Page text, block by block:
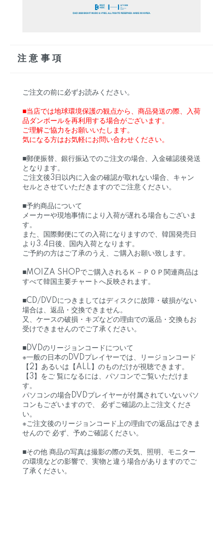
注意事項
ご注文の前に必ずお読みください。
■当店では地球環境保護の観点から、商品発送の際、入荷
品ダンボールを再利用する場合がございます。
ご理解ご協力をお願いいたします。
気になる方はお気軽にお問い合わせください。
■郵便振替、銀行振込でのご注文の場合、入金確認後発送
となります。
ご注文後3日以内に入金の確認が取れない場合、キャン
セルとさせていただきますのでご注意ください。
■予約商品について
メーカーや現地事情により入荷が遅れる場合もございま
す。
また、国際郵便にての入荷になりますので、韓国発売日
より3.4日後、国内入荷となります。
ご予約の方はご了承のうえ、ご購入お願い致します。
■MOIZA SHOPでご購入されるＫ－ＰＯＰ関連商品は
すべて韓国主要チャートへ反映されます。
■CD/DVDにつきましてはディスクに故障・破損がない
場合は、返品・交換できません。
又、ケースの破損・キズなどの理由での返品・交換もお
受けできませんのでご了承ください。
■DVDのリージョンコードについて
※一般の日本のDVDプレイヤーでは、リージョンコード
【2】あるいは【ALL】のものだけが視聴できます。
【3】をご 覧になるには、パソコンでご覧いただけま
す。
パソコンの場合DVDプレイヤーが付属されていないパソ
コンもございますので、 必ずご確認の上ご注文くださ
い。
※ご注文後のリージョンコード上の理由での返品はできま
せんので 必ず、予めご確認ください。
■その他 商品の写真は撮影の際の天気、照明、モニター
の環境などの影響で、実物と違う場合がありますのでご
了承ください。